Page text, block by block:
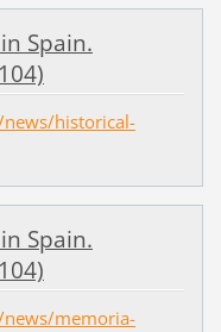
Spain.
historical-
Spain.
memoria-